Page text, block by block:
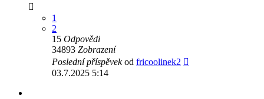
1
2
15 Odpovědi
34893 Zobrazení
Poslední příspěvekod fricoolinek2
03.7.2025 5:14